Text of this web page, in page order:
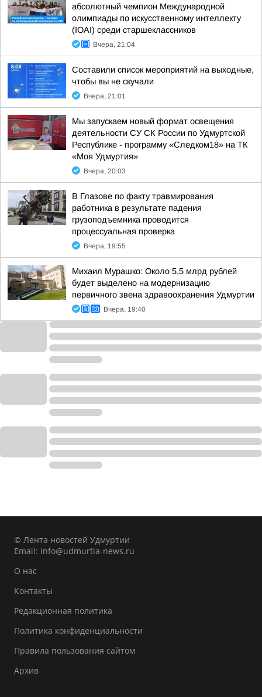
абсолютный чемпион Международной
олимпиады по искусственному интеллекту
(IOAI) среди старшеклассников
Вчера, 21:04
Составили список мероприятий на выходные,
чтобы вы не скучали
Вчера, 21:01
Мы запускаем новый формат освещения
деятельности СУ СК России по Удмуртской
Республике - программу «Следком18» на ТК
«Моя Удмуртия»
Вчера, 20:03
В Глазове по факту травмирования
работника в результате падения
грузоподъемника проводится
процессуальная проверка
Вчера, 19:55
Михаил Мурашко: Около 5,5 млрд рублей
будет выделено на модернизацию
первичного звена здравоохранения Удмуртии
Вчера, 19:40
© Лента новостей Удмуртии
Email: info@udmurtia-news.ru
О нас
Контакты
Редакционная политика
Политика конфиденциальности
Правила пользования сайтом
Архив